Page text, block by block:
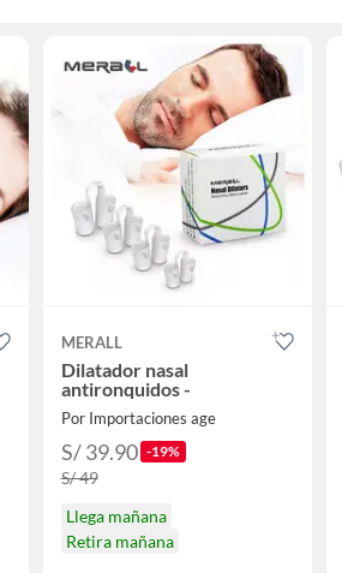
MERALL
Dilatador nasal
antironquidos -
Por Importaciones age
S/ 39.90 -19%
S/ 49
Llega mañana
Retira mañana